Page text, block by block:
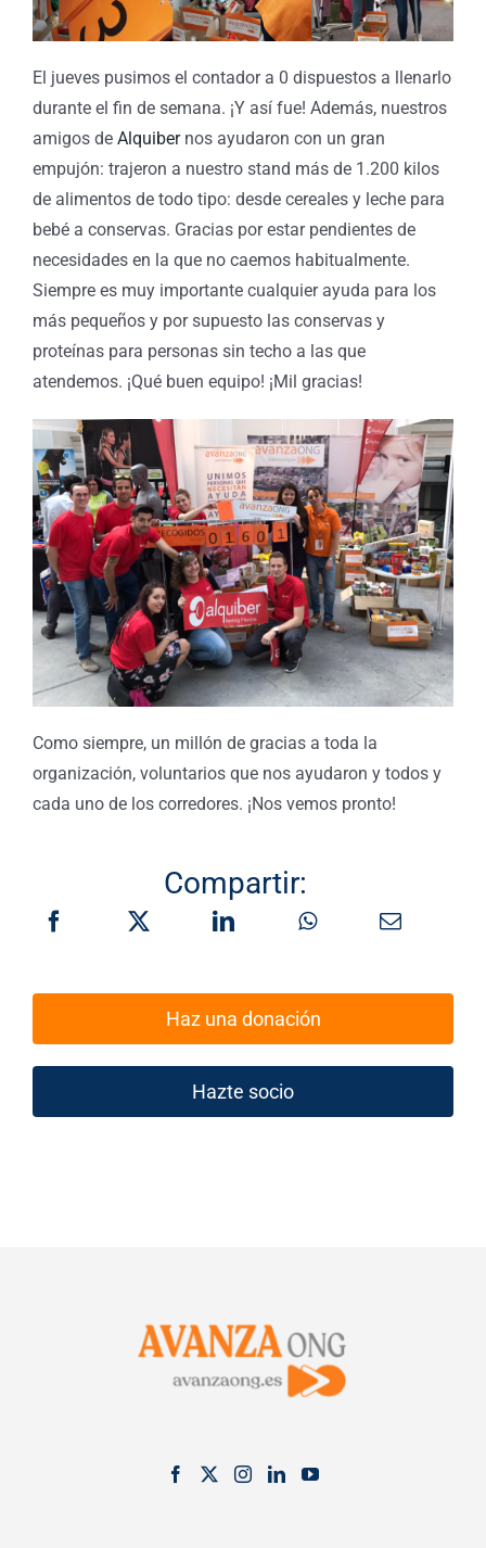
El jueves pusimos el contador a 0 dispuestos a llenarlo
durante el fin de semana. ¡Y así fue! Además, nuestros
amigos de Alquibernos ayudaron con un gran
empujón: trajeron a nuestro stand más de 1.200 kilos
de alimentos de todo tipo: desde cereales y leche para
bebé a conservas. Gracias por estar pendientes de
necesidades en la que no caemos habitualmente.
Siempre es muy importante cualquier ayuda para los
más pequeños y por supuesto las conservas y
proteínas para personas sin techo a las que
atendemos. ¡Qué buen equipo! ¡Mil gracias!
Como siempre, un millón de gracias a toda la
organización, voluntarios que nos ayudaron y todos y
cada uno de los corredores. ¡Nos vemos pronto!
Compartir:
Haz una donación
Hazte socio